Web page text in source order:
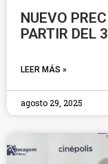
NUEVO
PARTIR DEL
LEER MÁS »
agosto 29, 2025